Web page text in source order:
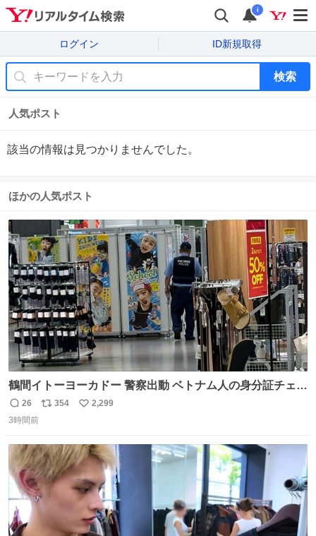
i
ログイン ID新規取得
検索
人気ポスト
該当の情報は見つかりませんでした。
ほかの人気ポスト
鶴間イトーヨーカドー 警察出動 ベトナム人の身分証チェッ
クを開店前に実施、店内まで見張りにきてます。不法滞在
者は覚悟してお越しください。
返
信
26
リ
ト
数
354
い
数
2,299
3時間前